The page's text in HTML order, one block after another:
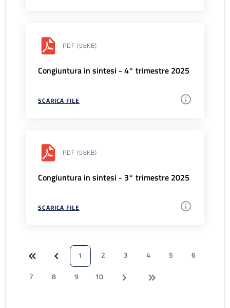
PDF (98KB)
Congiuntura in sintesi - 4° trimestre 2025
SCARICA FILE
PDF (98KB)
Congiuntura in sintesi - 3° trimestre 2025
SCARICA FILE
1 2 3 4 5
6
7
8 9 10